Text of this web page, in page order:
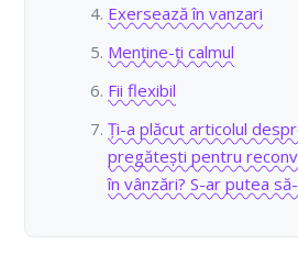
Exersează în vanzari
Menține-ți calmul
Fii flexibil
Ți-a plăcut articolul
pregătești pentru
în vânzări? S-ar putea